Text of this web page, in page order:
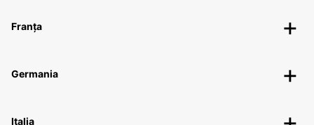
Franța
Germania
Italia